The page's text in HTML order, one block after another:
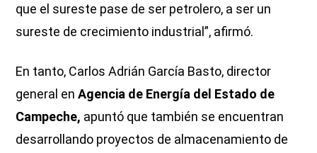
que el sureste pase de ser petrolero, a ser un
sureste de crecimiento industrial”, afirmó.
En tanto, Carlos Adrián García Basto, director
general enAgencia de Energía del Estado de
Campeche, apuntó que también se encuentran
desarrollando proyectos de almacenamiento de